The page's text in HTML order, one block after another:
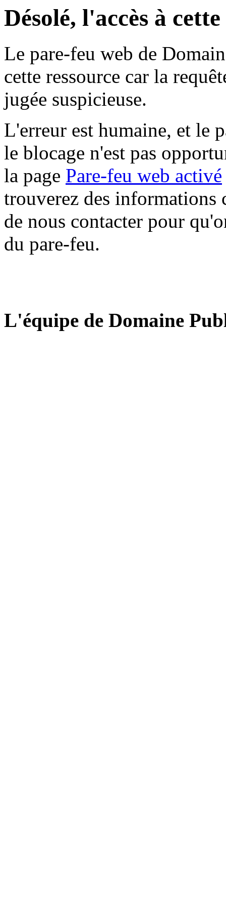
Désolé, l'accès à
Le pare-feu web de
cette ressource car la
jugée suspicieuse.
L'erreur est humaine, et le
le blocage n'est pas
la page Pare-feu web activé
trouverez des informations
de nous contacter pour
du pare-feu.
L'équipe de Domaine